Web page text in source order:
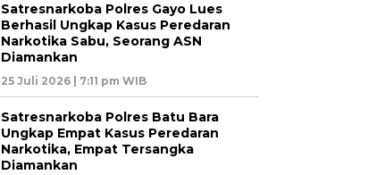
Satresnarkoba Polres Gayo Lues
Berhasil Ungkap Kasus Peredaran
Narkotika Sabu, Seorang ASN
Diamankan
25 Juli 2026 | 7:11 pm WIB
Satresnarkoba Polres Batu Bara
Ungkap Empat Kasus Peredaran
Narkotika, Empat Tersangka
Diamankan